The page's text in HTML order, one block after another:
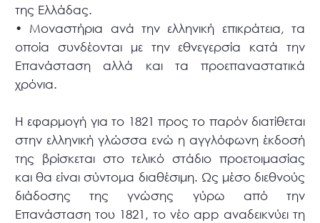
της Ελλάδας.
• Μοναστήρια ανά την ελληνική επικράτεια, τα
οποία συνδέονται με την εθνεγερσία κατά την
Επανάσταση αλλά και τα προεπαναστατικά
χρόνια.
Η εφαρμογή για το 1821 προς το παρόν διατίθεται
στην ελληνική γλώσσα ενώ η αγγλόφωνη έκδοσή
της βρίσκεται στο τελικό στάδιο προετοιμασίας
και θα είναι σύντομα διαθέσιμη. Ως μέσο διεθνούς
διάδοσης της γνώσης γύρω από την
Επανάσταση του 1821, το νέο app αναδεικνύει τη